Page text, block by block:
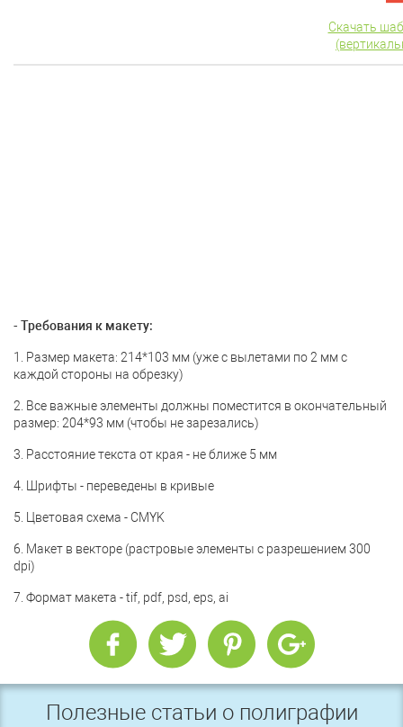
Скачать
- Требования к макету:
1. Размер макета: 214*103 мм (уже с вылетами по 2 мм с
каждой стороны на обрезку)
2. Все важные элементы должны поместится в окончательный
размер: 204*93 мм (чтобы не зарезались)
3. Расстояние текста от края - не ближе 5 мм
4. Шрифты - переведены в кривые
5. Цветовая схема - CMYK
6. Макет в векторе (растровые элементы с разрешением 300
dpi)
7. Формат макета - tif, pdf, psd, eps, ai
Полезные статьи о полиграфии